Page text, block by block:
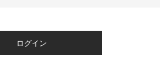
ログイン